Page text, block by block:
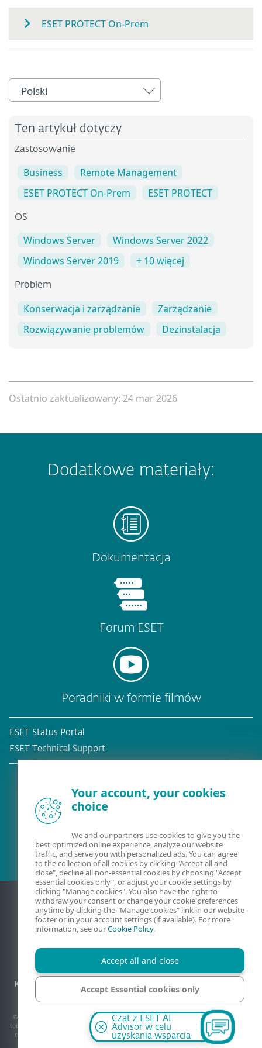
ESET PROTECT On-Prem
Polski
Ten artykuł dotyczy
Zastosowanie
Business
Remote Management
ESET PROTECT On-Prem
ESET PROTECT
OS
Windows Server
Windows Server 2022
Windows Server 2019
+ 10 więcej
Problem
Konserwacja i zarządzanie
Zarządzanie
Rozwiązywanie problemów
Dezinstalacja
Ostatnio zaktualizowany: 24 mar 2026
Dodatkowe materiały:
Dokumentacja
Forum ESET
Poradniki w formie filmów
ESET Status Portal
ESET Technical Support
Kontact Informacje prawne
Zgłoś podatność
© 1992 - 2026 ESET spol. s r.o. – Wszelkie prawa zastrzeżone. Znaki towarowe użyte
tutaj są znakami towarowymi lub zarejestrowanymi znakami towarowymi ESET spol. s
r.o. lub ESET North America. Wszystkie inne nazwy oraz marki są zarejestrowanymi
znakami towarowymi poszczególnych podmiotów.
Czat z ESET AI
Advisor w celu
uzyskania wsparcia
Your account, your cookies
choice
We and our partners use cookies to give you the
best optimized online experience, analyze our website
traffic, and serve you with personalized ads. You can agree
to the collection of all cookies by clicking "Accept all and
close", decline all non-essential cookies by choosing "Accept
essential cookies only", or adjust your cookie settings by
clicking "Manage cookies". You also have the right to
withdraw your consent or change your cookie preferences
anytime by clicking the "Manage cookies" link in our website
footer or in your account settings (if available). For more
information, see ourCookie Policy.
Accept all and close
Accept Essential cookies only
Manage cookies